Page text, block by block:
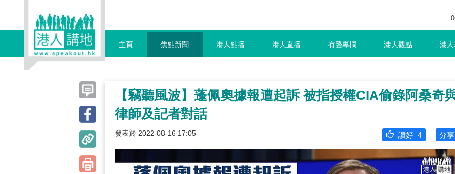
主頁 焦點新聞 港人點播 港人直播 有聲專欄 港人觀點 港
【竊聽風波】蓬佩奧據報遭起訴 被指授權CIA偷錄阿桑奇
律師及記者對話
發表於 2022-08-16 17:05 分享
讚好 4